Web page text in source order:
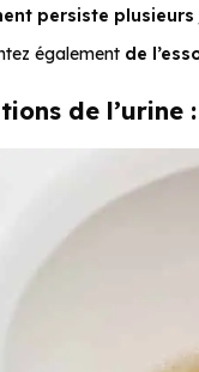
persiste plusieurs
également de
de